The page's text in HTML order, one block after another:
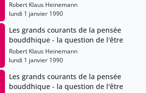
Robert Klaus Heinemann
lundi 1 janvier 1990
Les grands courants de la pensée
bouddhique - la question de l'être
Robert Klaus Heinemann
lundi 1 janvier 1990
Les grands courants de la pensée
bouddhique - la question de l'être